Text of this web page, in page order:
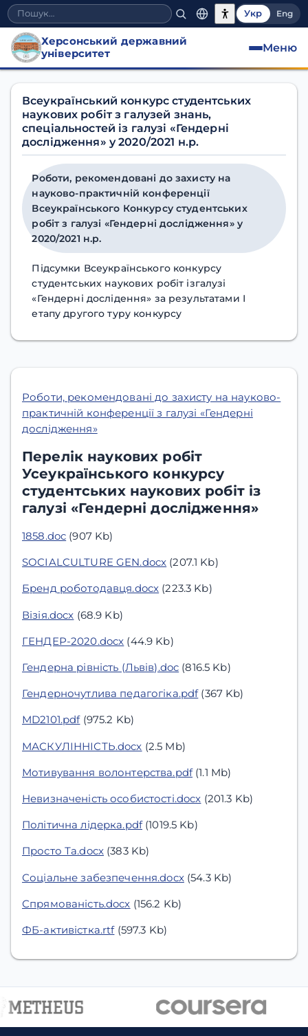
Укр Eng
Херсонський державний
університет
Меню
Роботи, рекомендовані
Всеукраїнський конкурс студентських
наукових робіт з галузей знань,
спеціальностей із галузі «Гендерні
дослідження» у 2020/2021 н.р.
Роботи, рекомендовані до захисту на
науково-практичній конференції
Всеукраїнського Конкурсу студентських
робіт з галузі «Гендерні дослідження» у
2020/2021 н.р.
Підсумки Всеукраїнського конкурсу
студентських наукових робіт ізгалузі
«Гендерні дослідення» за результатами І
етапу другого туру конкурсу
Роботи, рекомендовані до захисту на науково-
практичній конференції з галузі «Гендерні
дослідження»
Перелік наукових робіт
Усеукраїнського конкурсу
студентських наукових робіт із
галузі «Гендерні дослідження»
1858.doc (907 Kb)
SOCIALCULTURE GEN.docx (207.1 Kb)
Бренд роботодавця.docx (223.3 Kb)
Візія.docx (68.9 Kb)
ГЕНДЕР-2020.docx (44.9 Kb)
Гендерна рівність (Львів).doc (816.5 Kb)
Гендерночутлива педагогіка.pdf(367 Kb)
МD2101.pdf(975.2 Kb)
МАСКУЛІННІСТЬ.docx (2.5 Mb)
Мотивування волонтерства.pdf(1.1 Mb)
Невизначеність особистості.docx (201.3 Kb)
Політична лідерка.pdf(1019.5 Kb)
Просто Та.docx (383 Kb)
Соціальне забезпечення.docx(54.3 Kb)
Спрямованість.docx (156.2 Kb)
ФБ-активістка.rtf(597.3 Kb)